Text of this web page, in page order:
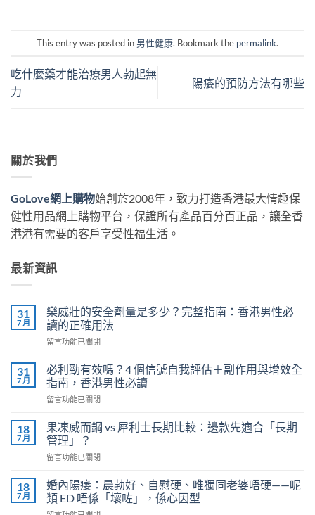
This entry was posted in 男性健康. Bookmark the permalink.
吃什麼藥才能治療男人勃起無
力
陽痿的預防方法有哪些
關於我們
GoLove網上購物始創於2008年，致力打造香港最大情趣保
健性用品網上購物平台，保證所有產品百分百正品，讓全香
港港有需要的客戶享受性福生活。
最新資訊
31
7 月
樂威壯的安全劑量是多少？完整指南：香港男性必
讀的正確用法
在
威
壯
的
安
劑
量
是
多
完
整
留言功能已關閉
31
7 月
必利勁有效嗎？4 個信號自我評估＋副作用與增效全
指南，香港男性必讀
在
利
勁
有
效
4
個
信
留言功能已關閉
18
7 月
果凍威而鋼 vs 犀利士長期比較：邊款先適合「長期
管理」？
在
凍
威
而
留言功能已關閉
18
7 月
婚內陽痿：晨勃好、自慰硬、唯獨同老婆唔硬——呢
類 ED 唔係「壞咗」，係心因型